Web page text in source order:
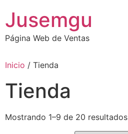
contenido
Jusemgu
Página Web de Ventas
Inicio / Tienda
Tienda
Mostrando 1–9 de 20 resultados